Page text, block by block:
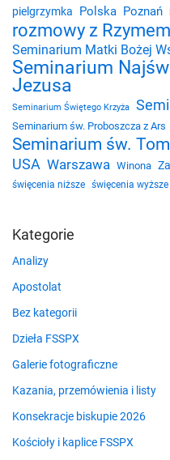
pielgrzymka Polska Poznań
rozmowy z Rzymem
Seminarium Matki Bożej
Seminarium
Jezusa
Seminarium Świętego Krzyża
Seminarium św. Proboszcza z Ars
Seminarium św.
USA Warszawa Winona
święcenia niższe święcenia wyższe
Kategorie
Analizy
Apostolat
Bez kategorii
Dzieła FSSPX
Galerie fotograficzne
Kazania, przemówienia i listy
Konsekracje biskupie 2026
Kościoły i kaplice FSSPX